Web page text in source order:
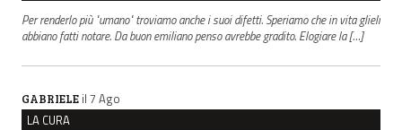
Per renderlo più "umano" troviamo anche i suoi difetti. Speriamo che in vita glieli
abbiano fatti notare. Da buon emiliano penso avrebbe gradito. Elogiare la […]
GABRIELE il 7 Ago
LA CURA